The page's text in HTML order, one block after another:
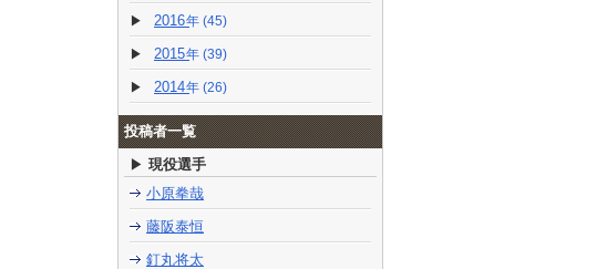
2016 (45)
2015 (39)
2014 (26)
投稿者一覧
現役選手
小原拳哉
藤阪泰恒
釘丸将太